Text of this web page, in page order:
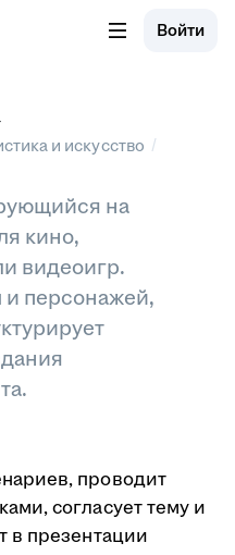
Войти
и искусство /
на
кино,
видеоигр.
и персонажей,
проводит
согласует тему и
в презентации